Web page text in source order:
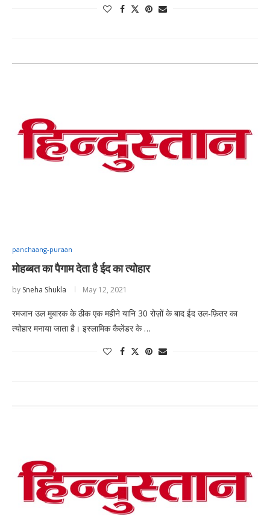
panchaang-puraan
मोहब्बत का पैगाम देता है ईद का त्योहार
by Sneha Shukla May 12, 2021
रमजान उल मुबारक के ठीक एक महीने यानि 30 रोज़ों के बाद ईद उल-फ़ितर का
त्योहार मनाया जाता है। इस्लामिक कैलेंडर के …